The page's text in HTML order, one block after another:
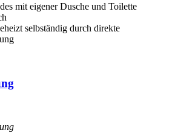
mit eigener Dusche und Toilette
selbständig durch direkte